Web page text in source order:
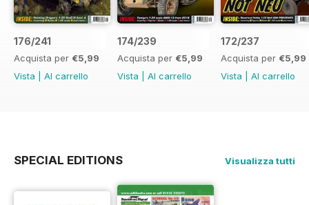
176/241
Acquista per €5,99
Vista
Al carrello
174/239
Acquista per €5,99
Vista
Al carrello
172/237
Acquista per €5,99
Vista
Al carrello
SPECIAL EDITIONS Visualizza tutti